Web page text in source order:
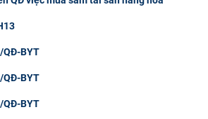
QĐ-BYT
QĐ-BYT
QĐ-BYT